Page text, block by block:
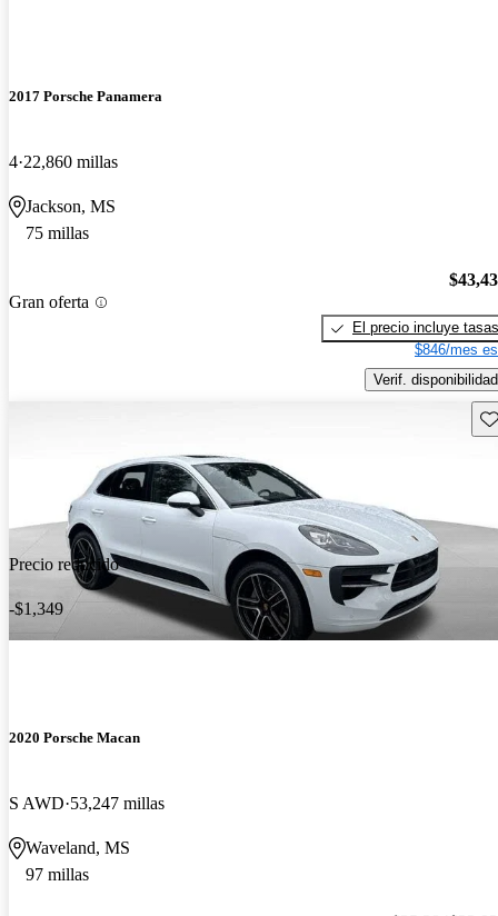
2017 Porsche Panamera
4 22,860 millas
Jackson, MS
75 millas
Gran oferta
El precio incluye tasas
$846/mes
Verif. disponibilidad
Precio reducido
-$1,349
2020 Porsche Macan
S AWD 53,247 millas
Waveland, MS
97 millas